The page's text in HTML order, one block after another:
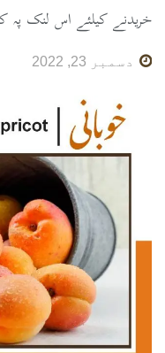
خریدنے کیلئے اس لنک
دسمبر 23, 2022